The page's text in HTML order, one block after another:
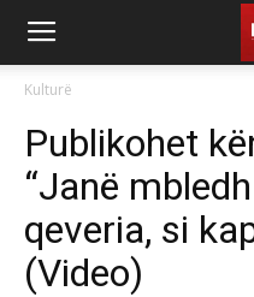
Kulturë
Publikohet
“Janë
qeveria, si
(Video)